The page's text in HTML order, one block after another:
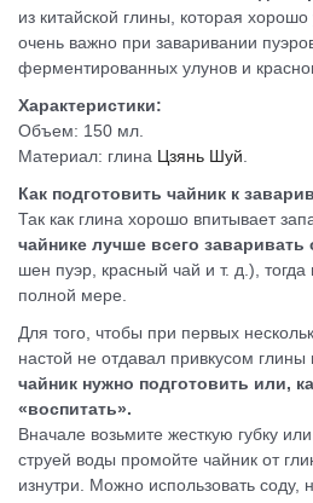
из китайской глины, которая
очень важно при заваривании
ферментированных улунов и
Характеристики:
Объем: 150 мл.
Материал: глина Цзянь Шуй.
Как подготовить чайник к
Так как глина хорошо впитывает
чайнике лучше всего заваривать
шен пуэр, красный чай и т. д.), тогда
полной мере.
Для того, чтобы при первых
настой не отдавал привкусом глины
чайник нужно подготовить или,
«воспитать».
Вначале возьмите жесткую губку
струей воды промойте чайник от
изнутри. Можно использовать